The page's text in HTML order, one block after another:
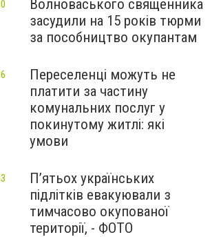
Волноваського священника
засудили на 15 років тюрми
за пособництво окупантам
Переселенці можуть не
платити за частину
комунальних послуг у
покинутому житлі: які
умови
П’ятьох українських
підлітків евакуювали з
тимчасово окупованої
території, - ФОТО